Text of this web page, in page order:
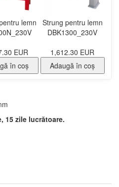
lemn
EUR
în coş
Strung pentru lemn
DBK1300_230V
1,612.30 EUR
Adaugă în coş
15 zile lucrătoare.